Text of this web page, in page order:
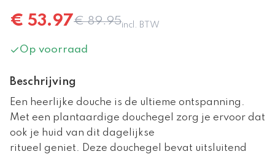
€ 53.97€89.95incl. BTW
Op voorraad
Beschrijving
Een heerlijke douche is de ultieme ontspanning.
Met een plantaardige douchegel zorg je ervoor dat
ook je huid van dit dagelijkse
ritueel geniet. Deze douchegel bevat uitsluitend